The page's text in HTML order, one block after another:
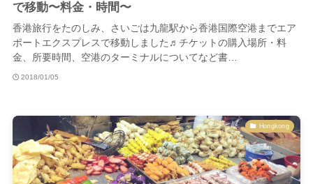
で移動〜料金・時間〜
香港旅行をたのしみ、さいごは九龍駅から香港国際空港までエア
ポートエクスプレスで移動しました♬チケットの購入場所・料
金、所要時間、空港のターミナルについてなど書…
2018/01/05
Hongkong